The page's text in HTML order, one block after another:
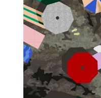
Tonos de
originales